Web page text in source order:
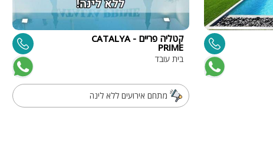
שולחן סנוקר
פלייסטיישן
שולחן פוקר
קטליה פריים - CATALYA
PRIME
בית עובד
מתחם אירועים ללא לינה